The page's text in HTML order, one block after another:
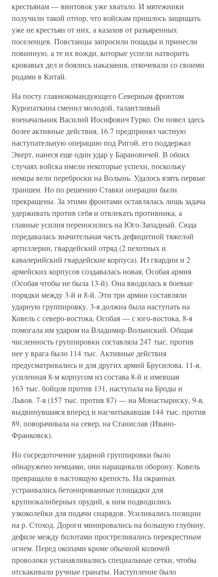
крестьянам — винтовок уже хватало. И мятежники
получили такой отпор, что войскам пришлось защищать
уже не крестьян от них, а казахов от разъяренных
поселенцев. Повстанцы запросили пощады и принесли
повинную, а те их вожди, которые успели натворить
кровавых дел и боялись наказания, откочевали со своими
родами в Китай.
На посту главнокомандующего Северным фронтом
Куропаткина сменил молодой, талантливый
военачальник Василий Иосифович Гурко. Он повел здесь
более активные действия, 16.7 предпринял частную
наступательную операцию под Ригой, его поддержал
Эверт, нанеся еще один удар у Барановичей. В обоих
случаях войска имели некоторые успехи, поскольку
немцы вели переброски на Волынь. Удалось взять первые
траншеи. Но по решению Ставки операции были
прекращены. За этими фронтами оставлялась лишь задача
удерживать против себя и отвлекать противника, а
главные усилия переносились на Юго-Западный. Сюда
передавалась значительная часть дефицитной тяжелой
артиллерии, гвардейский отряд (2 пехотных и
кавалерийский гвардейские корпуса). Из гвардии и 2
армейских корпусов создавалась новая, Особая армия
(Особая чтобы не была 13-й). Она вводилась в боевые
порядки между 3-й и 8-й. Эти три армии составляли
ударную группировку. 3-я должна была наступать на
Ковель с северо-востока, Особая — с юго-востока, 8-я
помогала им ударом на Владимир-Волынский. Общая
численность группировки составляла 247 тыс. против
нее у врага было 114 тыс. Активные действия
предусматривались и для других армий Брусилова. 11-я,
усиленная 8-м корпусом из состава 8-й и имевшая
163 тыс. бойцов против 131, наступала на Броды и
Львов. 7-я (157 тыс. против 87) — на Монастыриску, 9-я,
выдвинувшаяся вперед и насчитывавшая 144 тыс. против
89, поворачивала на север, на Станислав (Ивано-
Франковск).
Но сосредоточение ударной группировки было
обнаружено немцами, они наращивали оборону. Ковель
превращали в настоящую крепость. На окраинах
устраивались бетонированные площадки для
крупнокалиберных орудий, к ним подводились
узкоколейки для подачи снарядов. Усиливались позиции
на р. Стоход. Дороги минировались на большую глубину,
дефиле между болотами простреливались перекрестным
огнем. Перед окопами кроме обычной колючей
проволоки устанавливались специальные сетки, чтобы
отскакивали ручные гранаты. Наступление было